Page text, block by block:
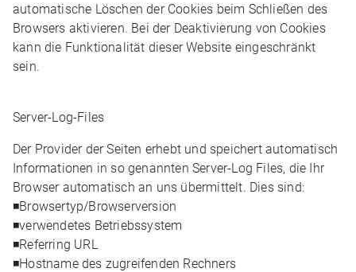
automatische Löschen der Cookies beim Schließen des
Browsers aktivieren. Bei der Deaktivierung von Cookies
kann die Funktionalität dieser Website eingeschränkt
sein.
Server-Log-Files
Der Provider der Seiten erhebt und speichert automatisch
Informationen in so genannten Server-Log Files, die Ihr
Browser automatisch an uns übermittelt. Dies sind:
◾Browsertyp/Browserversion
◾verwendetes Betriebssystem
◾Referring URL
◾Hostname des zugreifenden Rechners